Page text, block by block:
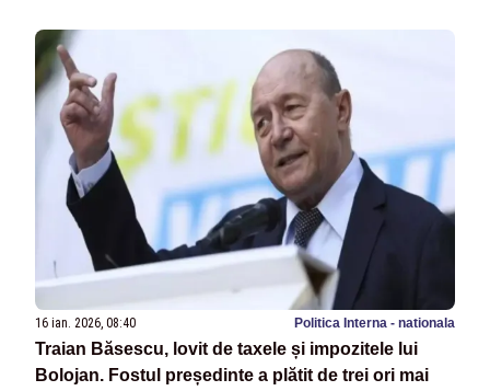
16 ian. 2026, 08:40 Politica Interna - nationala
Traian Băsescu, lovit de taxele și impozitele lui
Bolojan. Fostul președinte a plătit de trei ori mai